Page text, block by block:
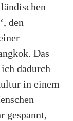
den
Das
dadurch
in einem
gespannt,